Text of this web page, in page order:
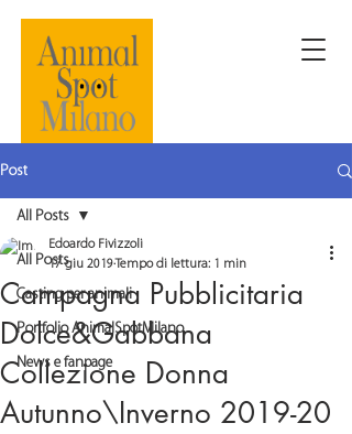
Post
All Posts
Casting per animali
Portfolio AnimalSpotMilano
News e fanpage
All Posts
Campagna Pubblicitaria
Dolce&Gabbana
Collezione Donna
Autunno\Inverno 2019-20
Edoardo Fivizzoli
17 giu 2019Tempo di lettura: 1 min